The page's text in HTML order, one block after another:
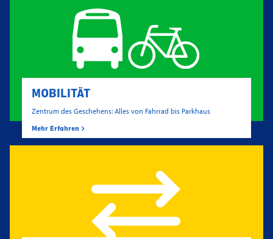
MOBILITÄT
Zentrum des Geschehens: Alles von Fahrrad bis Parkhaus
Mehr Erfahren